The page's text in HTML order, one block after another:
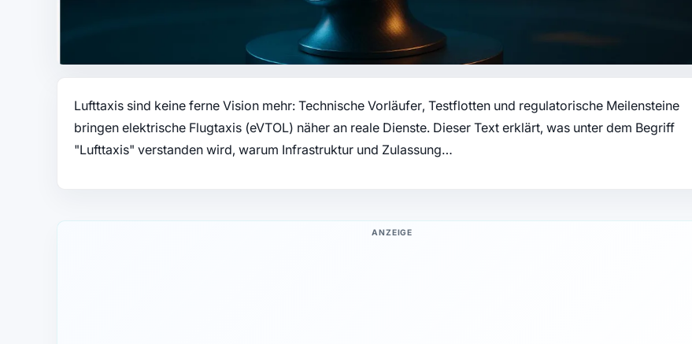
Lufttaxis sind keine ferne Vision mehr: Technische Vorläufer, Testflotten und regulatorische Meilensteine
bringen elektrische Flugtaxis (eVTOL) näher an reale Dienste. Dieser Text erklärt, was unter dem Begriff
"Lufttaxis" verstanden wird, warum Infrastruktur und Zulassung…
ANZEIGE